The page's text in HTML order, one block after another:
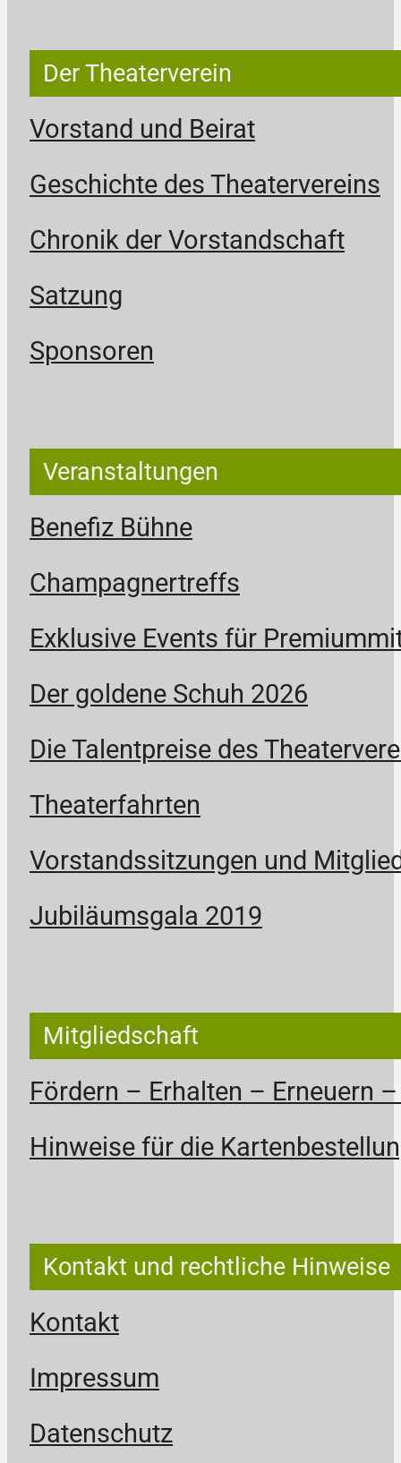
Der Theaterverein
Vorstand und Beirat
Geschichte des Theatervereins
Chronik der Vorstandschaft
Satzung
Sponsoren
Veranstaltungen
Benefiz Bühne
Champagnertreffs
Exklusive Events für
Der goldene Schuh 2026
Die Talentpreise des
Theaterfahrten
Vorstandssitzungen und
Jubiläumsgala 2019
Mitgliedschaft
Fördern – Erhalten – Erneuern
Hinweise für die
Kontakt und rechtliche Hinweise
Kontakt
Impressum
Datenschutz